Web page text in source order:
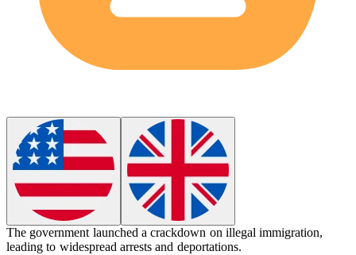
The government launched acrackdown on illegal immigration,
leading to widespread arrests and deportations.